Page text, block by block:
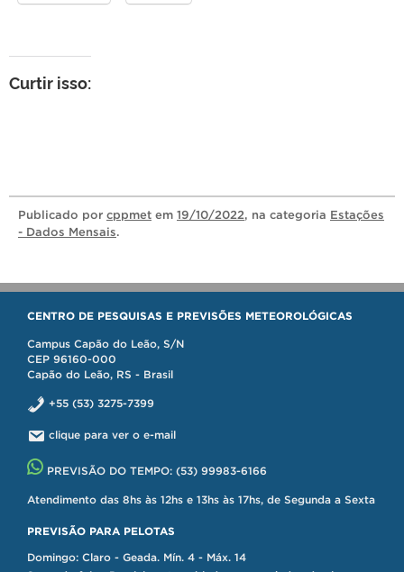
Curtir isso:
Publicado por cppmet em 19/10/2022, na categoria Estações
- Dados Mensais.
CENTRO DE PESQUISAS E PREVISÕES METEOROLÓGICAS
Campus Capão do Leão, S/N
CEP 96160-000
Capão do Leão, RS - Brasil
+55 (53) 3275-7399
clique para ver o e-mail
PREVISÃO DO TEMPO: (53) 99983-6166
Atendimento das 8hs às 12hs e 13hs às 17hs, de Segunda a Sexta
PREVISÃO PARA PELOTAS
Domingo: Claro - Geada. Mín. 4 - Máx. 14